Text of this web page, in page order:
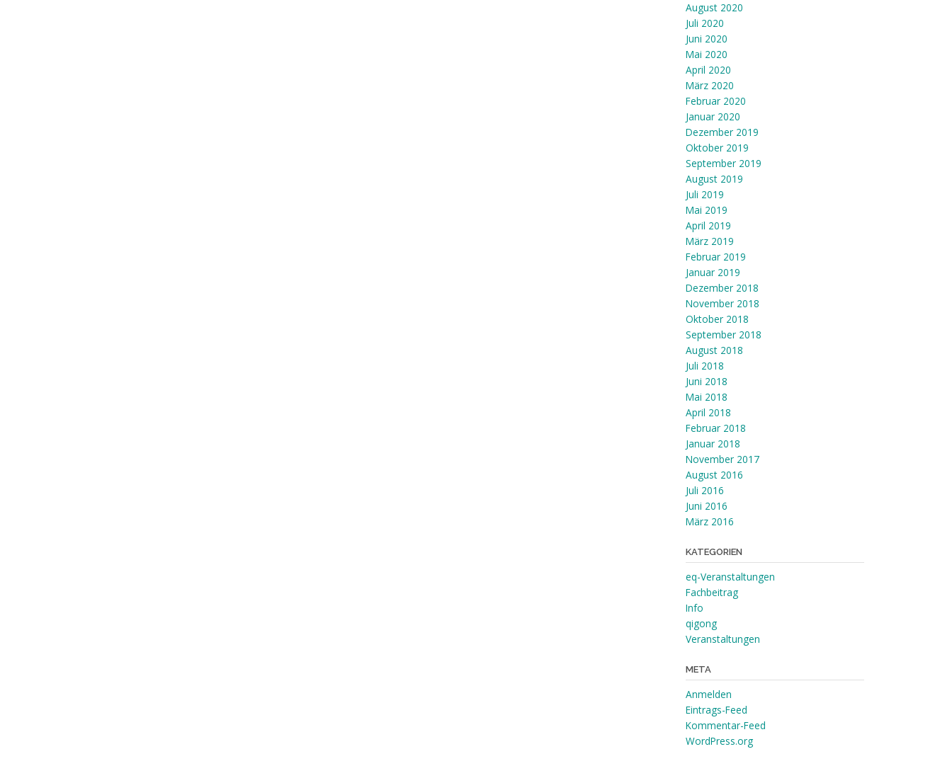
August 2020
Juli 2020
Juni 2020
Mai 2020
April 2020
März 2020
Februar 2020
Januar 2020
Dezember 2019
Oktober 2019
September 2019
August 2019
Juli 2019
Mai 2019
April 2019
März 2019
Februar 2019
Januar 2019
Dezember 2018
November 2018
Oktober 2018
September 2018
August 2018
Juli 2018
Juni 2018
Mai 2018
April 2018
Februar 2018
Januar 2018
November 2017
August 2016
Juli 2016
Juni 2016
März 2016
KATEGORIEN
eq-Veranstaltungen
Fachbeitrag
Info
qigong
Veranstaltungen
META
Anmelden
Eintrags-Feed
Kommentar-Feed
WordPress.org